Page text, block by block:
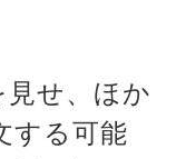
見せ、ほか
する可能